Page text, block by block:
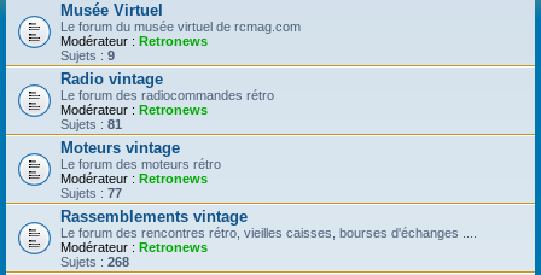
Musée Virtuel
Le forum du musée virtuel de rcmag.com
Modérateur : Retronews
Sujets : 9
Radio vintage
Le forum des radiocommandes rétro
Modérateur : Retronews
Sujets : 81
Moteurs vintage
Le forum des moteurs rétro
Modérateur : Retronews
Sujets : 77
Rassemblements vintage
Le forum des rencontres rétro, vieilles caisses, bourses d'échanges ....
Modérateur : Retronews
Sujets : 268